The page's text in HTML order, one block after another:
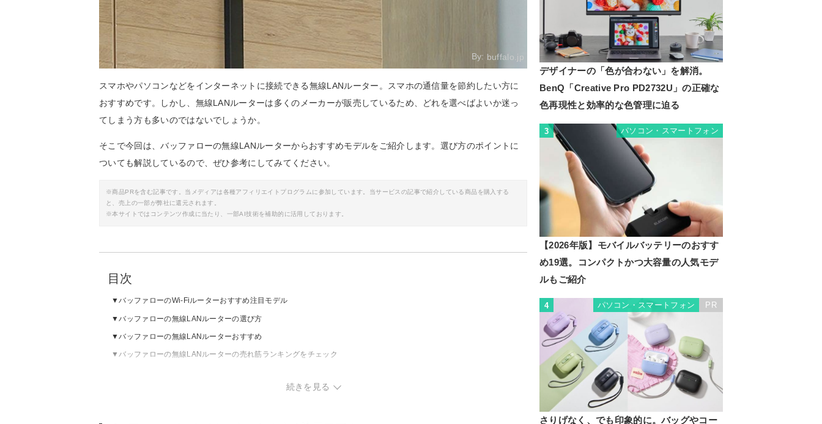
By: buffalo.jp
スマホやパソコンなどをインターネットに接続できる無線LANルーター。スマホの通信量を節約したい方に
おすすめです。しかし、無線LANルーターは多くのメーカーが販売しているため、どれを選べばよいか迷っ
てしまう方も多いのではないでしょうか。
そこで今回は、バッファローの無線LANルーターからおすすめモデルをご紹介します。選び方のポイントに
ついても解説しているので、ぜひ参考にしてみてください。
※商品PRを含む記事です。当メディアは各種アフィリエイトプログラムに参加しています。当サービスの記事で紹介している商品を購入する
と、売上の一部が弊社に還元されます。
※本サイトではコンテンツ作成に当たり、一部AI技術を補助的に活用しております。
目次
バッファローのWi-Fiルーターおすすめ注目モデル
バッファローの無線LANルーターの選び方
バッファローの無線LANルーターおすすめ
バッファローの無線LANルーターの売れ筋ランキングをチェック
続きを見る
デザイナーの「色が合わない」を解消。
BenQ「Creative Pro PD2732U」の正確な
色再現性と効率的な色管理に迫る
3 パソコン・スマートフォン
【2026年版】モバイルバッテリーのおすす
め19選。コンパクトかつ大容量の人気モデ
ルもご紹介
4 パソコン・スマートフォン PR
さりげなく、でも印象的に。バッグやコー